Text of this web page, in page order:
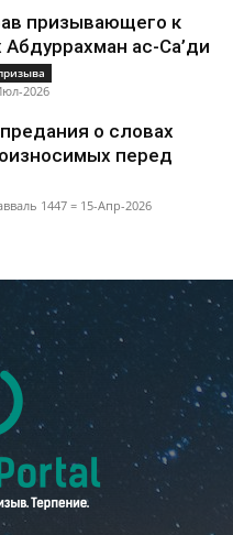
призывающего к
ас-Са’ди
2026
о словах
перед
1447 = 15-Апр-2026